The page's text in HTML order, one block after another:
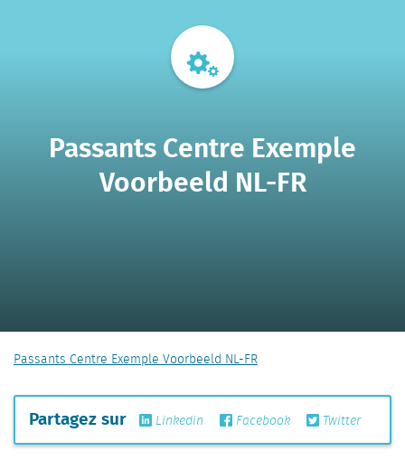
Passants Centre Exemple
Voorbeeld NL-FR
Passants Centre Exemple Voorbeeld NL-FR
Partagez sur Linkedin Facebook Twitter